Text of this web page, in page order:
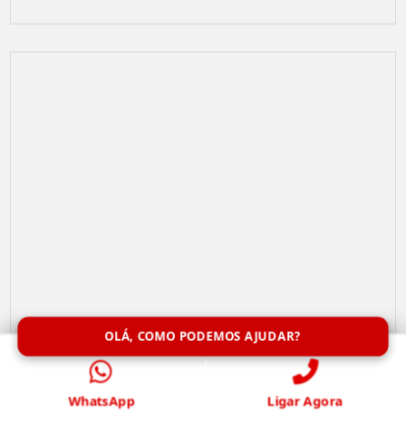
OLÁ, COMO PODEMOS AJUDAR?
WhatsApp Ligar Agora